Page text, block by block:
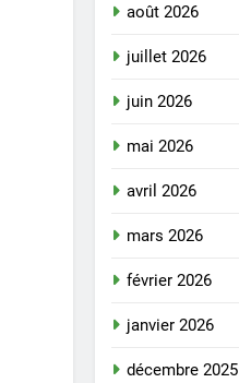
août 2026
juillet 2026
juin 2026
mai 2026
avril 2026
mars 2026
février 2026
janvier 2026
décembre 2025